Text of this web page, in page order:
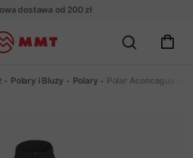
dostawa od 200 zł
Polary i Bluzy Polary Polar Aconcagua ML